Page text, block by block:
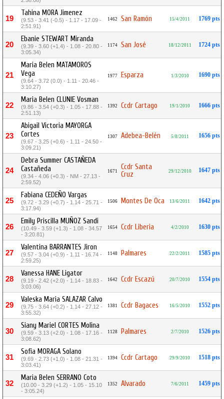
19
Tahina MORA Jimenez
(9.53 - 3.41 (-0.5) - 1.17 - 17.09 -
2:51.91)
1462 San Ramón 15/4/2011 1769 pts
20
Ebanie STEWART Miranda
(9.39 - 3.60 (+1.4) - 1.08 - 20.80 -
3:05.34)
1174 San José 18/12/2011 1724 pts
21
Maria Belen MATAMOROS
Vega
(9.64 - 3.72 (0.0) - 1.11 - 20.46 -
3:10.27)
1977 Esparza 1/3/2010 1690 pts
22
Maria Belen CLUNIE Vosman
(9.86 - 3.54 (+0.3) - 1.05 - 17.88 -
2:51.13)
1392 Ccdr Cartago 19/1/2010 1666 pts
23
Abigail Victoria MAYORGA
Cortes
(9.67 - 3.25 (+0.6) - 1.11 - 24.50 -
3:09.21)
1307 Adebea-Belén 5/8/2011 1656 pts
24
Debra Summer CASTAÑEDA
Castañeda
(9.34 - 4.06 (+0.3) - NM - 27.13 -
2:59.52)
1671
Ccdr Santa
Cruz
29/12/2010 1647 pts
25
Fabiana CEDEÑO Vargas
(9.72 - 3.29 (+0.7) - 1.14 - 25.71 -
3:17.94)
1506 Montes De Oca 13/6/2011 1642 pts
26
Emily Priscilla MUÑOZ Sandi
(10.49 - 3.59 (+1.3) - 1.08 - 34.57
- 3:20.81)
1654 Ccdr Liberia 4/2/2010 1630 pts
27
Valentina BARRANTES Jiron
(9.57 - 3.04 (+0.9) - 1.11 - 16.74 -
2:59.25)
1148 Palmares 22/2/2011 1585 pts
28
Vanessa HANE Ligator
(9.19 - 2.42 (+2.0) - 1.14 - 18.83 -
3:03.06)
1642 Ccdr Escazú 20/7/2010 1554 pts
29
Valeska Maria SALAZAR Calvo
(9.75 - 3.64 (+0.2) - 1.14 - 27.12 -
3:55.32)
1381 Ccdr Bagaces 16/5/2010 1552 pts
30
Siany Mariel CORTES Molina
(9.59 - 3.13 (+2.0) - 1.08 - 17.16 -
3:08.62)
1128 Palmares 2/7/2010 1526 pts
31
Sofia MORAGA Solano
(9.69 - 2.73 (+1.0) - 1.08 - 21.31 -
3:03.41)
1394 Ccdr Cartago 29/9/2010 1518 pts
32
Maria Belen SERRANO Coto
(10.00 - 3.29 (+1.2) - 1.05 - 15.10
- 3:05.24)
1352 Alvarado 7/6/2011 1459 pts